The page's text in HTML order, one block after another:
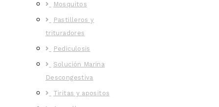
Mosquitos
Pastilleros y
trituradores
Pediculosis
Solución Marina
Descongestiva
Tiritas y apositos